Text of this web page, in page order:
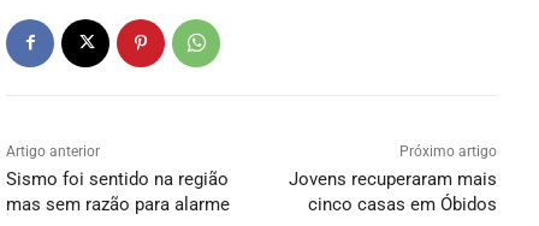
Artigo anterior
Sismo foi sentido na região
mas sem razão para alarme
Próximo artigo
Jovens recuperaram mais
cinco casas em Óbidos